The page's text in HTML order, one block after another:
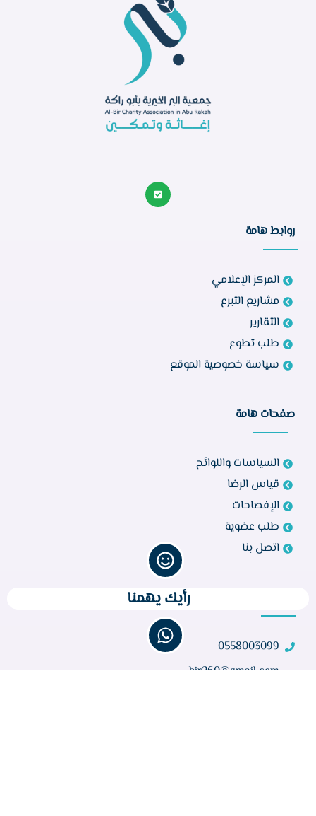
روابط هامة
المركز الإعلامي
مشاريع التبرع
التقارير
طلب تطوع
سياسة خصوصية الموقع
صفحات هامة
السياسات واللوائح
قياس الرضا
الإفصاحات
طلب عضوية
اتصل بنا
0558003099
bir260@gmail.com
رأيك يهمنا